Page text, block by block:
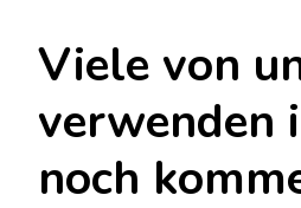
–
Viele von
verwenden
noch